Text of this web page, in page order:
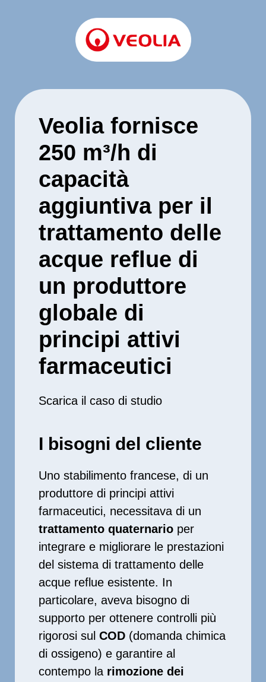
Veolia fornisce
250 m³/h di
capacità
aggiuntiva per il
trattamento delle
acque reflue di
un produttore
globale di
principi attivi
farmaceutici
Scarica il caso di studio
I bisogni del cliente
Uno stabilimento francese, di un
produttore di principi attivi
farmaceutici, necessitava di un
trattamento quaternario per
integrare e migliorare le prestazioni
del sistema di trattamento delle
acque reflue esistente. In
particolare, aveva bisogno di
supporto per ottenere controlli più
rigorosi sul COD (domanda chimica
di ossigeno) e garantire al
contempo la rimozione dei